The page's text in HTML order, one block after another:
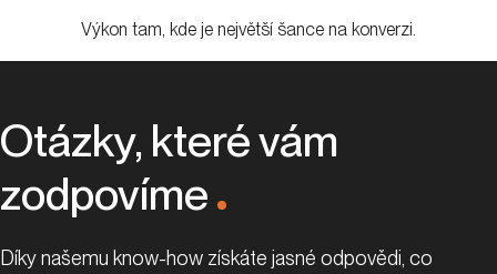
Výkon tam, kde je největší šance na konverzi.
Otázky, které vám
zodpovíme
.
Díky našemu know-how získáte jasné odpovědi, co